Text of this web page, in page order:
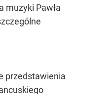
muzyki Pawła
przedstawienia